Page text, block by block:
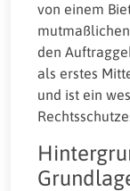
von einem
den
als erstes
und ist ein